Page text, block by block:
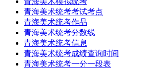
青海美术统考考试考点
青海美术统考作品
青海美术统考分数线
青海美术统考信息
青海美术统考成绩查询时间
青海美术统考一分一段表